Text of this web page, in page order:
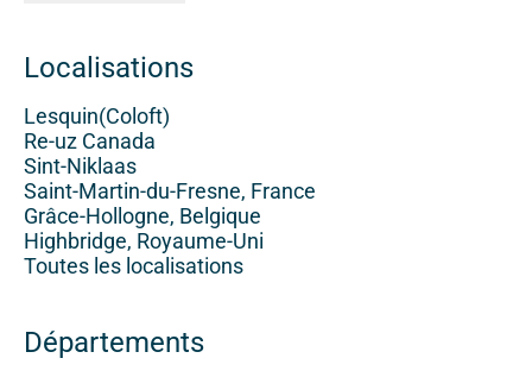
Localisations
Lesquin(Coloft)
Re-uz Canada
Sint-Niklaas
Saint-Martin-du-Fresne, France
Grâce-Hollogne, Belgique
Highbridge, Royaume-Uni
Toutes les localisations
Départements